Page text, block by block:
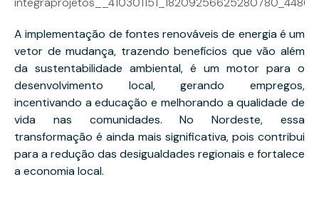
A implementação de fontes renováveis de energia é um
vetor de mudança, trazendo benefícios que vão além
da sustentabilidade ambiental, é um motor para o
desenvolvimento local, gerando empregos,
incentivando a educação e melhorando a qualidade de
vida nas comunidades. No Nordeste, essa
transformação é ainda mais significativa, pois contribui
para a redução das desigualdades regionais e fortalece
a economia local.